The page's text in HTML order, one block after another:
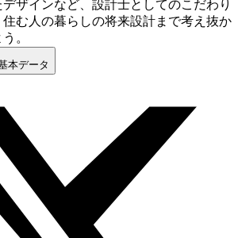
ザインなど、設計士としてのこだわり
む人の暮らしの将来設計まで考え抜か
。
本データ